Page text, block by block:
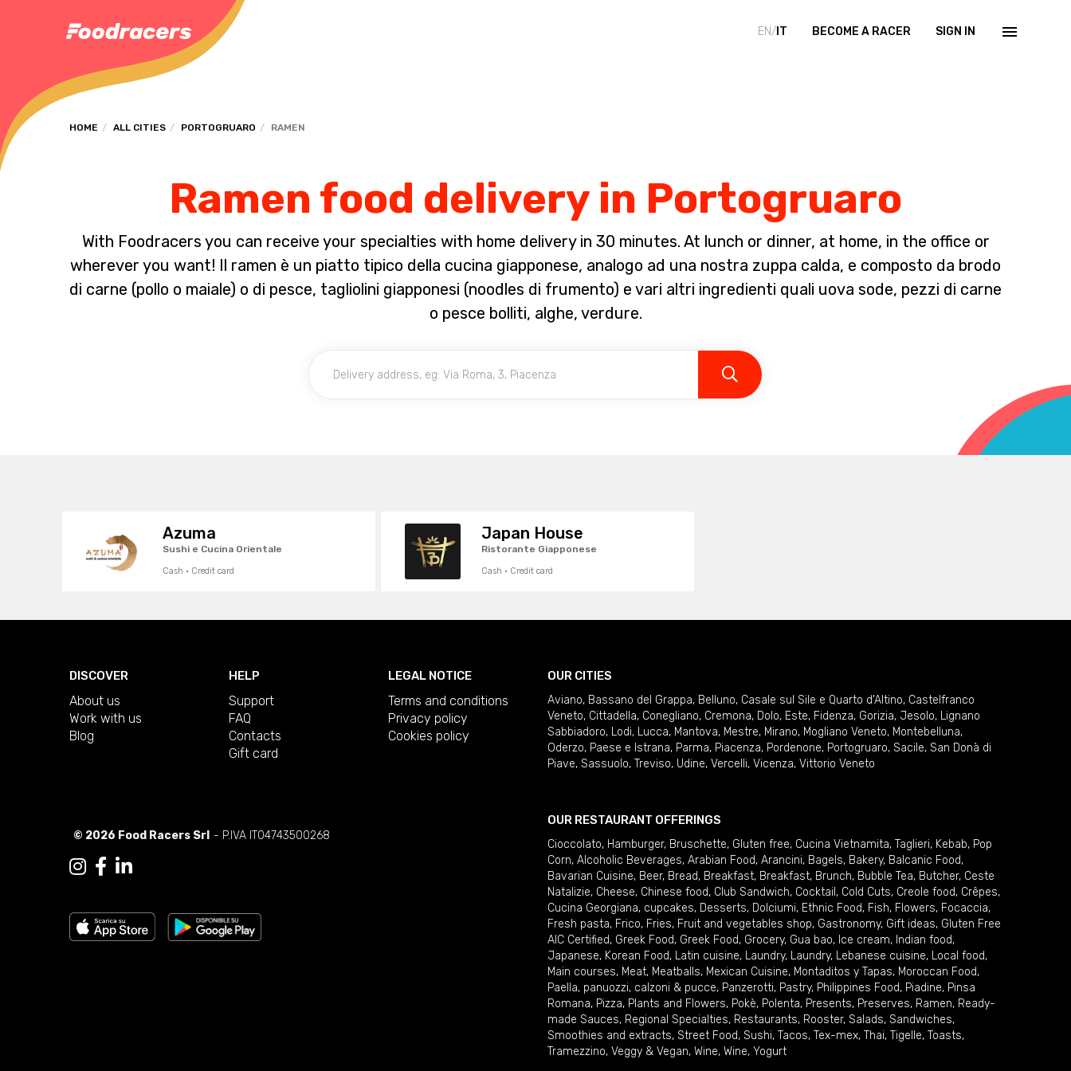
EN/ IT BECOME A RACER SIGN IN
HOME ALL CITIES PORTOGRUARO RAMEN
Ramen food delivery in Portogruaro
With Foodracers you can receive your specialties with home delivery in 30 minutes. At lunch or dinner, at home, in the office or
wherever you want! Il ramen è un piatto tipico della cucina giapponese, analogo ad una nostra zuppa calda, e composto da brodo
di carne (pollo o maiale) o di pesce, tagliolini giapponesi (noodles di frumento) e vari altri ingredienti quali uova sode, pezzi di carne
o pesce bolliti, alghe, verdure.
Azuma
Sushi e Cucina Orientale
Cash · Credit card
Japan House
Ristorante Giapponese
Cash · Credit card
DISCOVER
About us
Work with us
Blog
HELP
Support
FAQ
Contacts
Gift card
LEGAL NOTICE
Terms and conditions
Privacy policy
Cookies policy
© 2026 Food Racers Srl - P.IVA IT04743500268
OUR CITIES
Aviano, Bassano del Grappa, Belluno, Casale sul Sile e Quarto d'Altino, Castelfranco
Veneto, Cittadella, Conegliano, Cremona, Dolo, Este, Fidenza, Gorizia, Jesolo, Lignano
Sabbiadoro, Lodi, Lucca, Mantova, Mestre, Mirano, Mogliano Veneto, Montebelluna,
Oderzo, Paese e Istrana, Parma, Piacenza, Pordenone, Portogruaro, Sacile, San Donà di
Piave, Sassuolo, Treviso, Udine, Vercelli, Vicenza, Vittorio Veneto
OUR RESTAURANT OFFERINGS
Cioccolato, Hamburger, Bruschette, Gluten free, Cucina Vietnamita, Taglieri, Kebab, Pop
Corn, Alcoholic Beverages, Arabian Food, Arancini, Bagels, Bakery, Balcanic Food,
Bavarian Cuisine, Beer, Bread, Breakfast, Breakfast, Brunch, Bubble Tea, Butcher, Ceste
Natalizie, Cheese, Chinese food, Club Sandwich, Cocktail , Cold Cuts, Creole food, Crêpes,
Cucina Georgiana, cupcakes, Desserts, Dolciumi, Ethnic Food, Fish, Flowers, Focaccia,
Fresh pasta, Frico, Fries, Fruit and vegetables shop, Gastronomy, Gift ideas, Gluten Free
AIC Certified, Greek Food, Greek Food, Grocery, Gua bao, Ice cream, Indian food,
Japanese, Korean Food, Latin cuisine, Laundry, Laundry, Lebanese cuisine, Local food,
Main courses, Meat, Meatballs, Mexican Cuisine, Montaditos y Tapas, Moroccan Food,
Paella, panuozzi, calzoni & pucce, Panzerotti, Pastry, Philippines Food, Piadine, Pinsa
Romana, Pizza, Plants and Flowers, Pokè, Polenta, Presents, Preserves, Ramen, Ready-
made Sauces, Regional Specialties, Restaurants, Rooster, Salads, Sandwiches,
Smoothies and extracts, Street Food, Sushi, Tacos, Tex-mex, Thai, Tigelle, Toasts,
Tramezzino, Veggy & Vegan, Wine, Wine, Yogurt